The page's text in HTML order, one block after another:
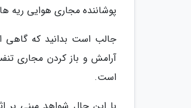
پوشاننده مجاری هوایی
جالب است بدانید که گاهی
آرامش و باز کردن مجاری
است.